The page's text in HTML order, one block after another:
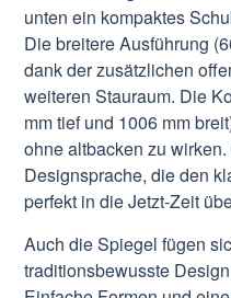
unten ein kompaktes
Die breitere Ausführung
dank der zusätzlichen
weiteren Stauraum. Die
mm tief und 1006 mm
ohne altbacken zu
Designsprache, die den
perfekt in die Jetzt-Zeit
Auch die Spiegel fügen
traditionsbewusste